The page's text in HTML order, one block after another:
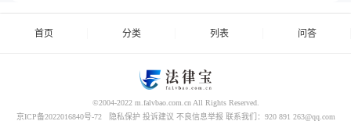
首页 分类 列表 问答
©2004-2022 m.falvbao.com.cn All Rights Reserved.
京ICP备2022016840号-72
隐私保护 投诉建议 不良信息举报 联系我们：920 891 263@qq.com